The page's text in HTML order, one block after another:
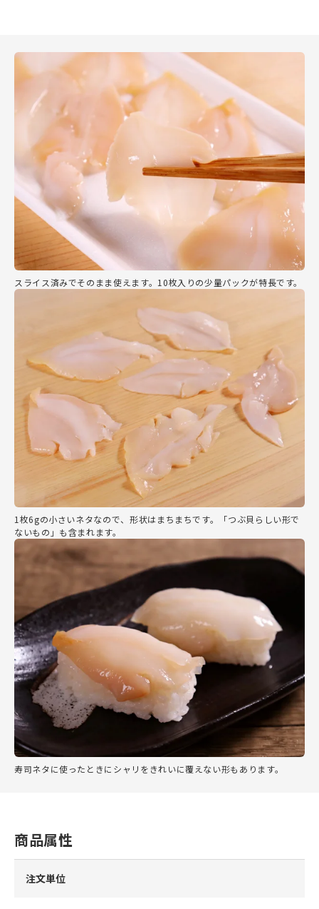
スライス済みでそのまま使えます。10枚入りの少量パックが特長です。
1枚6gの小さいネタなので、形状はまちまちです。「つぶ貝らしい形で
ないもの」も含まれます。
寿司ネタに使ったときにシャリをきれいに覆えない形もあります。
商品属性
注文単位